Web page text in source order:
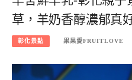
草，羊奶香醇濃郁真
彰化景點 果果愛FRUITLOVE